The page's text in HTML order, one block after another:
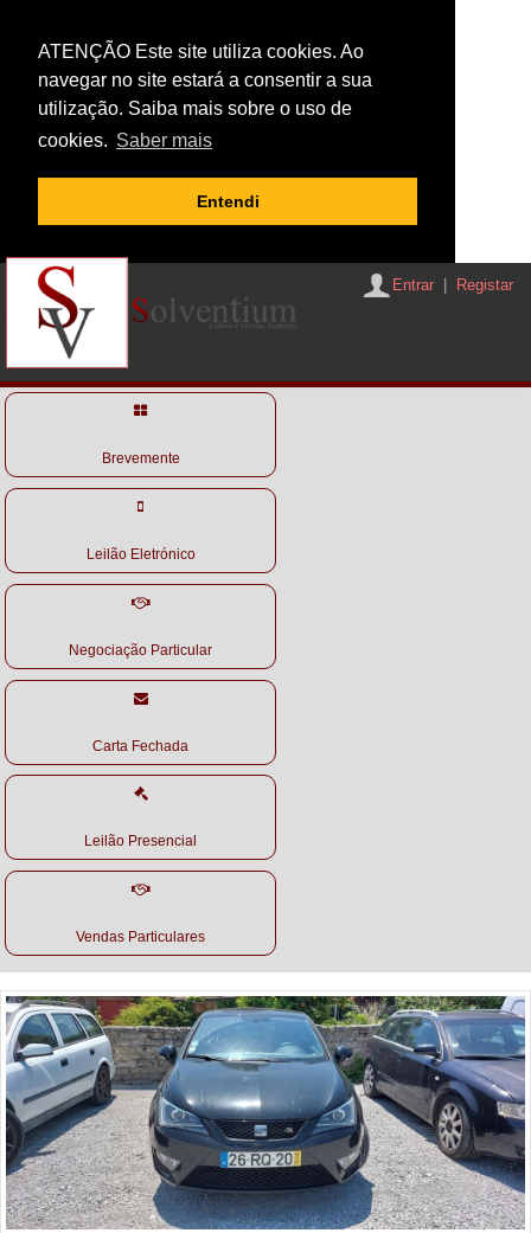
ATENÇÃO Este site utiliza cookies. Ao
navegar no site estará a consentir a sua
utilização. Saiba mais sobre o uso de
cookies. Saber mais
Entendi
Entrar Registar
Brevemente
Leilão Eletrónico
Negociação Particular
Carta Fechada
Leilão Presencial
Vendas Particulares